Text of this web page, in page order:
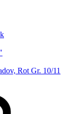
Rot Gr. 10/11